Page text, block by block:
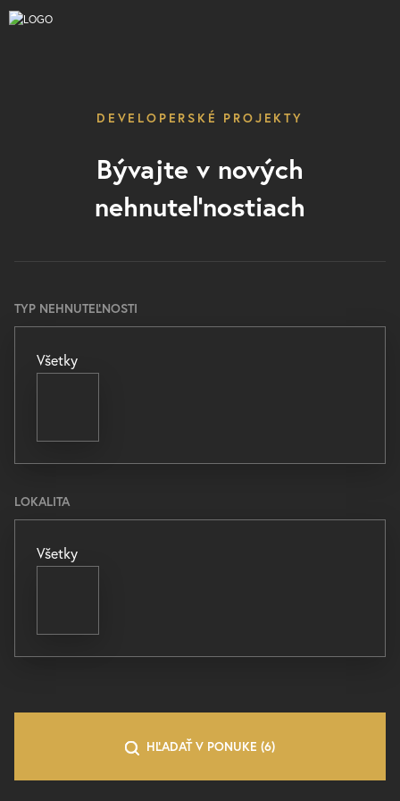
DEVELOPERSKÉ PROJEKTY
Bývajte v nových
nehnuteľnostiach
TYP NEHNUTEĽNOSTI
Všetky
LOKALITA
Všetky
HĽADAŤV PONUKE (6)